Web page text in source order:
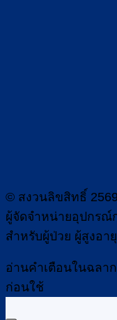
© สงวนลิขสิทธิ์
ผู้จัดจำหน่ายอุปกรณ์
สำหรับผู้ป่วย ผู้สูงอา
อ่านคำเตือนในฉลา
ก่อนใช้